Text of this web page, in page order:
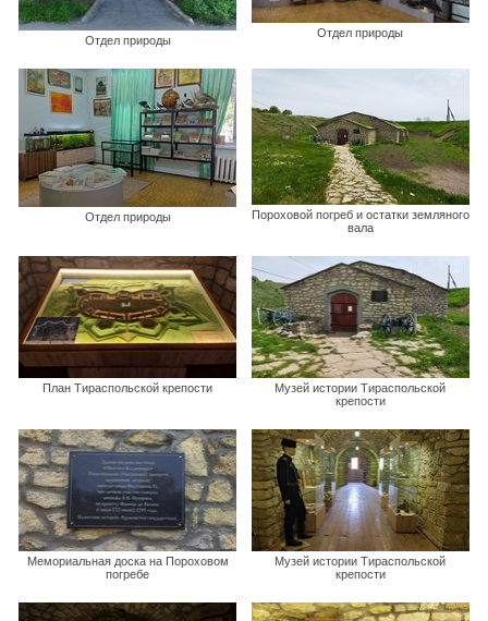
Отдел природы
Отдел природы
Отдел природы
Пороховой погреб и остатки земляного
вала
План Тираспольской крепости
Музей истории Тираспольской
крепости
Мемориальная доска на Пороховом
погребе
Музей истории Тираспольской
крепости